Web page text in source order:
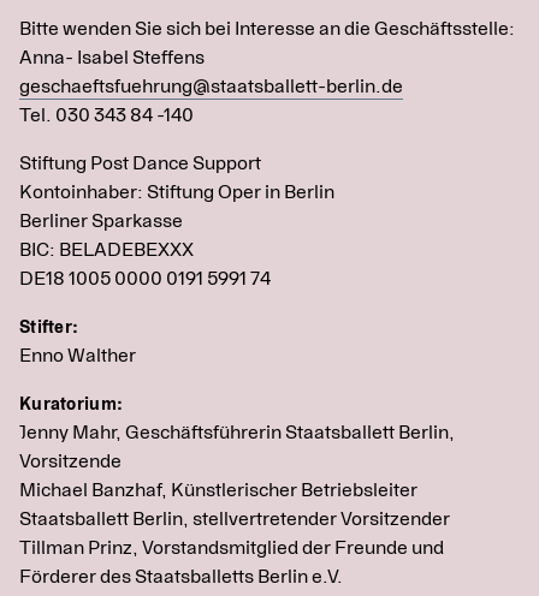
Bitte wenden Sie sich bei Interesse an die Geschäftsstelle:
Anna- Isabel Steffens
geschaeftsfuehrung@staatsballett-berlin.de
Tel. 030 343 84 -140
Stiftung Post Dance Support
Kontoinhaber: Stiftung Oper in Berlin
Berliner Sparkasse
BIC: BELADEBEXXX
DE18 1005 0000 0191 5991 74
Stifter:
Enno Walther
Kuratorium:
Jenny Mahr, Geschäftsführerin Staatsballett Berlin,
Vorsitzende
Michael Banzhaf, Künstlerischer Betriebsleiter
Staatsballett Berlin, stellvertretender Vorsitzender
Tillman Prinz, Vorstandsmitglied der Freunde und
Förderer des Staatsballetts Berlin e.V.